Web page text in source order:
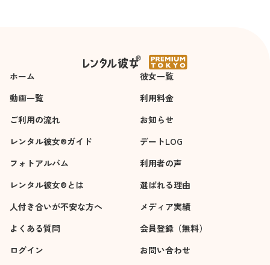
ホーム
彼女一覧
動画一覧
利用料金
ご利用の流れ
お知らせ
レンタル彼女®ガイド
デートLOG
フォトアルバム
利用者の声
レンタル彼女®とは
選ばれる理由
人付き合いが不安な方へ
メディア実績
よくある質問
会員登録（無料）
ログイン
お問い合わせ